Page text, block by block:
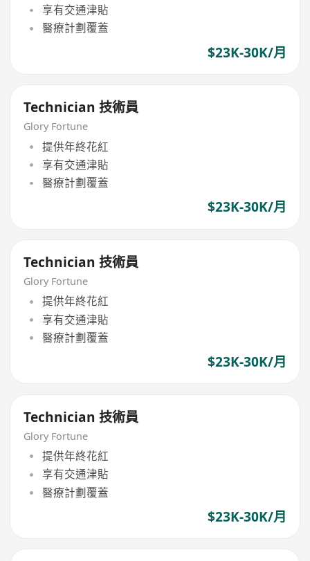
享有交通津貼
醫療計劃覆蓋
$23K-30K/月
Technician 技術員
Glory Fortune
提供年終花紅
享有交通津貼
醫療計劃覆蓋
$23K-30K/月
Technician 技術員
Glory Fortune
提供年終花紅
享有交通津貼
醫療計劃覆蓋
$23K-30K/月
Technician 技術員
Glory Fortune
提供年終花紅
享有交通津貼
醫療計劃覆蓋
$23K-30K/月